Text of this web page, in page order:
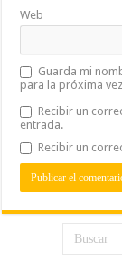
Web
Guarda mi
para la próxima
Recibir un
entrada.
Recibir un